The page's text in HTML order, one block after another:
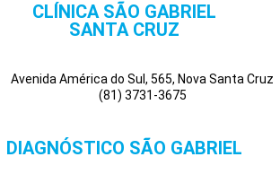
CLÍNICA SÃO GABRIEL
SANTA CRUZ
Avenida América do Sul, 565, Nova Santa Cruz
(81) 3731-3675
DIAGNÓSTICO SÃO GABRIEL